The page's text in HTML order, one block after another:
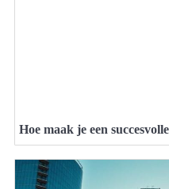
Hoe maak je een